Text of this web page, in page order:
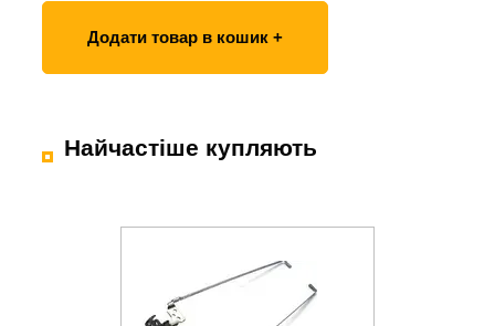
Додати товар в кошик +
Найчастіше купляють